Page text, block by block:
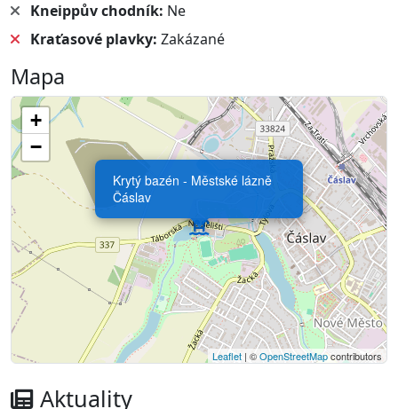
Kneippův chodník: Ne
Kraťasové plavky: Zakázané
Mapa
Krytý bazén - Městské lázně
Čáslav
+
−
Leaflet | ©OpenStreetMapcontributors
Aktuality